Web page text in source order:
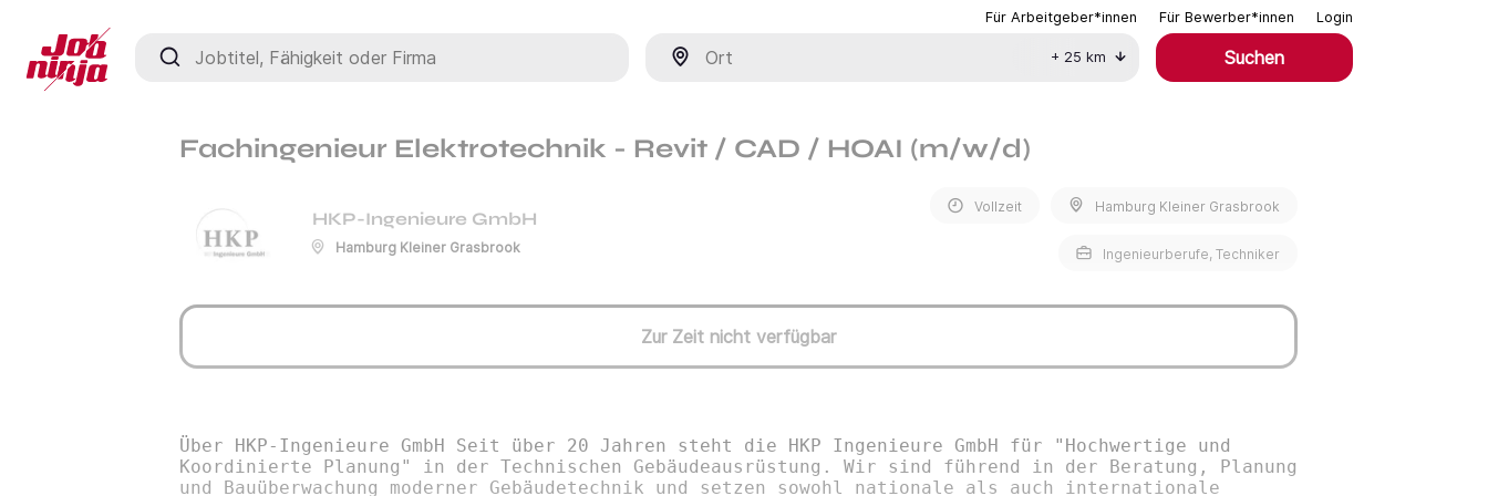
Für Arbeitgeber*innen Für Bewerber*innen Login
Jobtitel, Fähigkeit oder Firma
+ 25 km Suchen
Fachingenieur Elektrotechnik - Revit / CAD / HOAI (m/w/d)
HKP-Ingenieure GmbH
Hamburg Kleiner Grasbrook
Vollzeit Hamburg Kleiner Grasbrook
Ingenieurberufe, Techniker
Zur Zeit nicht verfügbar
Über HKP-Ingenieure GmbH Seit über 20 Jahren steht die HKP Ingenieure GmbH für "Hochwertige und
Koordinierte Planung" in der Technischen Gebäudeausrüstung. Wir sind führend in der Beratung, Planung
und Bauüberwachung moderner Gebäudetechnik und setzen sowohl nationale als auch internationale